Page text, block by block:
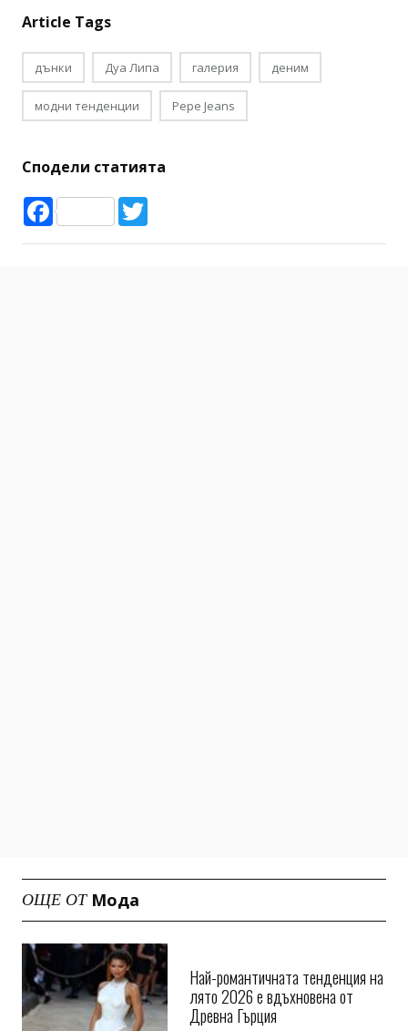
Article Tags
дънки Дуа Липа галерия деним
модни тенденции Pepe Jeans
Сподели статията
Facebook
ОЩЕ ОТ Мода
Най-романтичната тенденция на
лято 2026 е вдъхновена от
Древна Гърция